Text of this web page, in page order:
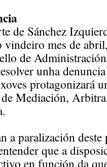
de Sánchez
mes de
de
unha
protagonizará
Mediación,
a paralización
que a
en función da